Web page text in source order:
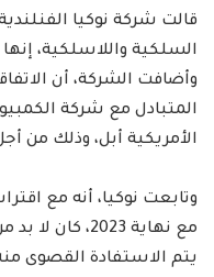
قالت شركة نوكيا
السلكية واللاسلكية،
وأضافت الشركة، أن
المتبادل مع شركة
الأمريكية أبل، وذلك من
وتابعت نوكيا، أنه مع
مع نهاية
يتم الاستفادة القصوى